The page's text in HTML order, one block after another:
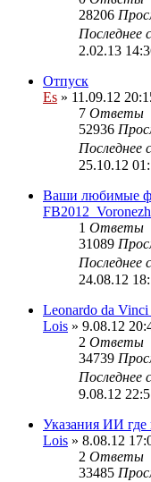
28206
Последнее
2.02.13
Отпуск
Es » 11.09.12
7 Ответы
52936
Последнее
25.10.12
Ваши любимые
FB2012_Voronezh
1 Ответы
31089
Последнее
24.08.12
Leonardo da
Lois » 9.08.12
2 Ответы
34739
Последнее
9.08.12
Указания ИИ где
Lois » 8.08.12
2 Ответы
33485